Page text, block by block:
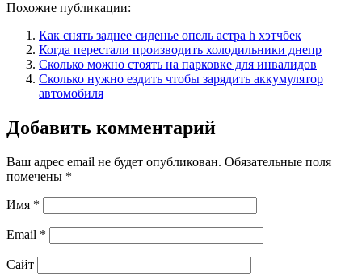
Похожие публикации:
Как снять заднее сиденье опель астра h хэтчбек
Когда перестали производить холодильники днепр
Сколько можно стоять на парковке для инвалидов
Сколько нужно ездить чтобы зарядить аккумулятор
автомобиля
Добавить комментарий
Ваш адрес email не будет опубликован. Обязательные поля
помечены *
Имя *
Email *
Сайт